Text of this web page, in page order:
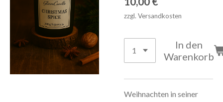
zzgl. Versandkosten
In den
Warenkorb
Weihnachten in seiner